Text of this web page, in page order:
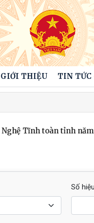
GIỚI THIỆU TIN TỨC
Tĩnh toàn tỉnh năm
Số hiệu